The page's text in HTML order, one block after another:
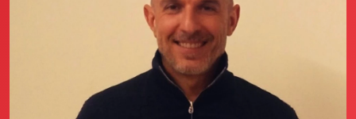
Scopri Club di Più
Le testimonianze Club di Più
La fondatrice Valeria Pilla
Annunci Donne